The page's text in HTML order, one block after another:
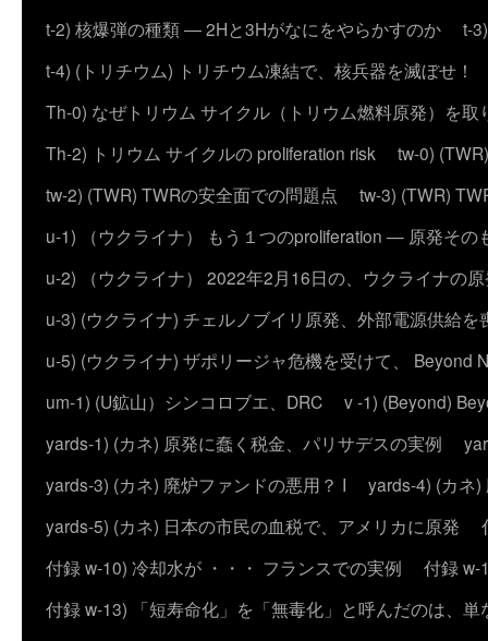
t-2) 核爆弾の種類 ― 2Hと3Hがなにをやらかすのか
t-
t-4) (トリチウム) トリチウム凍結で、核兵器を滅ぼせ！
Th-0) なぜトリウム サイクル（トリウム燃料原発）を取
Th-2) トリウム サイクルの proliferation risk
tw-0)
tw-2) (TWR) TWRの安全面での問題点
tw-3) (TWR)
u-1) （ウクライナ） もう１つのproliferation — 原発その
u-2) （ウクライナ） 2022年2月16日の、ウクライナの
u-3) (ウクライナ) チェルノブイリ原発、外部電源供給を
u-5) (ウクライナ) ザポリージャ危機を受けて、 Beyond
um-1) (U鉱山）シンコロブエ、DRC
v -1) (Beyond)
yards-1) (カネ) 原発に蠢く税金、パリサデスの実例
yards-3) (カネ) 廃炉ファンドの悪用？ I
yards-4) (カネ
yards-5) (カネ) 日本の市民の血税で、アメリカに原発
付録 w-10) 冷却水が ・・・ フランスでの実例
付録 w-
付録 w-13) 「短寿命化」を「無毒化」と呼んだのは、